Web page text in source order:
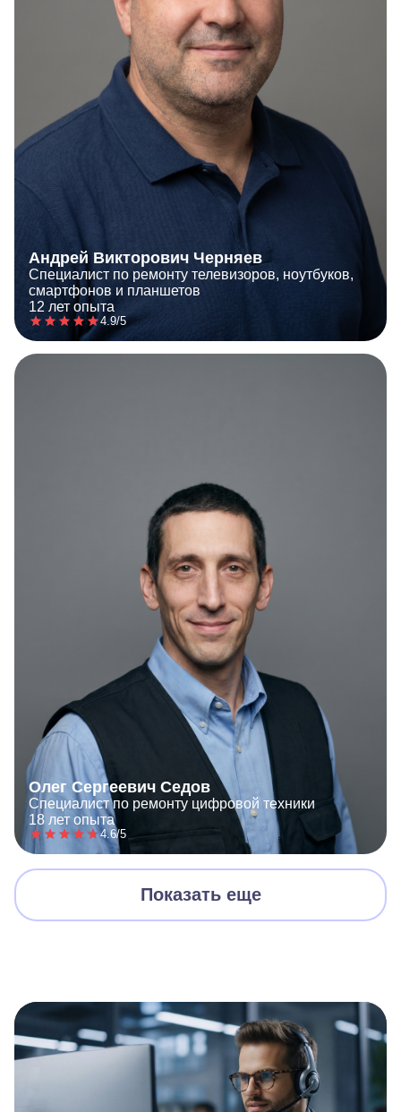
Андрей Викторович Черняев
Специалист по ремонту телевизоров, ноутбуков,
смартфонов и планшетов
12 лет опыта
4.9/5
Олег Сергеевич Седов
Специалист по ремонту цифровой техники
18 лет опыта
4.6/5
Показать еще